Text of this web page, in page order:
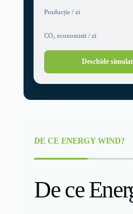
Producție / zi
CO₂ economisit / zi
Deschide
DE CE ENERGY WIND?
De ce